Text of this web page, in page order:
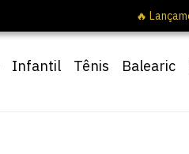
Infantil Tênis Balearic